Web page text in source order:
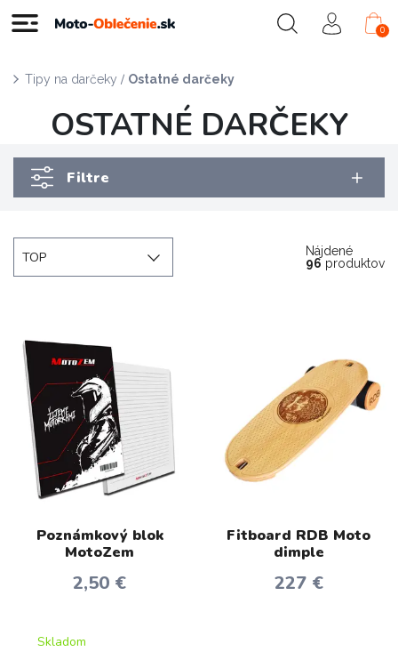
0
Tipy na darčeky / Ostatné darčeky
OSTATNÉ DARČEKY
Filtre
Nájdené
96 produktov
TOP
Poznámkový blok
MotoZem
2,50 €
Skladom
Fitboard RDB Moto
dimple
227 €